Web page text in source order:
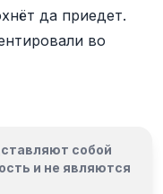
да приедет.
во
собой
и не являются